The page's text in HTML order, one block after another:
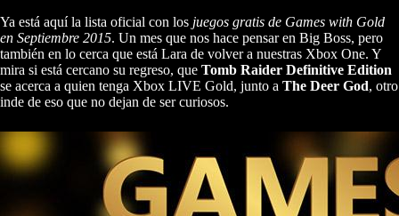
Ya está aquí la lista oficial con los juegos gratis de Games with Gold
en Septiembre 2015. Un mes que nos hace pensar en Big Boss, pero
también en lo cerca que está Lara de volver a nuestras Xbox One. Y
mira si está cercano su regreso, que Tomb Raider Definitive Edition
se acerca a quien tenga Xbox LIVE Gold, junto a The Deer God, otro
inde de eso que no dejan de ser curiosos.